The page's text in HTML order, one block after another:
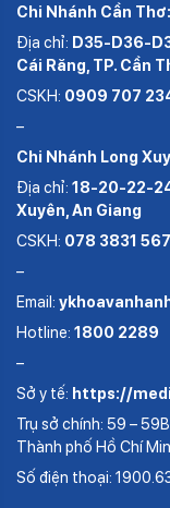
Chi Nhánh Cần Thơ:
Địa chỉ: D35-D36-
Cái Răng, TP. Cần
CSKH: 0909 707
–
Chi Nhánh Long
Địa chỉ: 18-20-22-
Xuyên, An Giang
CSKH: 078 3831 567
–
Email:
Hotline: 1800 2289
–
Sở y tế: https://
Trụ sở chính: 59 –
Thành phố Hồ Chí
Số điện thoại: